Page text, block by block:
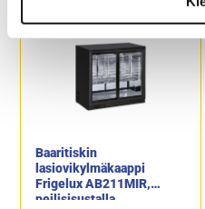
Lämpötila-alue +2...+10°C.
Baaritiskin
lasiovikylmäkaappi
Frigelux AB211MIR,
peilisisustalla